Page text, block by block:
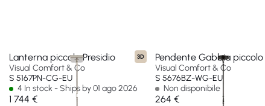
3D
Lanterna piccola Presidio
Visual Comfort & Co
S 5167PN-CG-EU
4 In stock - Ships by 01 ago 2026
1 744 €
Pendente Gabbia piccolo
Visual Comfort & Co
S 5676BZ-WG-EU
Non disponibile
264 €